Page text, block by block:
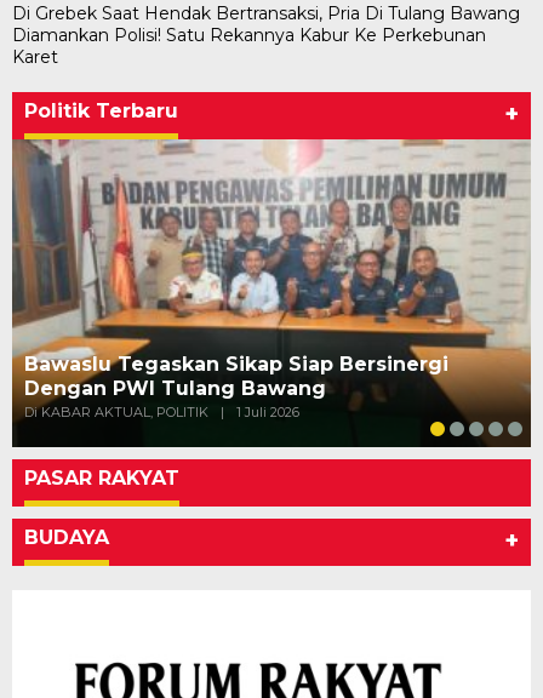
Di Grebek Saat Hendak Bertransaksi, Pria Di Tulang Bawang
Diamankan Polisi! Satu Rekannya Kabur Ke Perkebunan
Karet
Politik Terbaru +
Bawaslu Tegaskan Sikap Siap Bersinergi
Dengan PWI Tulang Bawang
Di KABAR AKTUAL, POLITIK | 1 Juli 2026
PASAR RAKYAT
BUDAYA +